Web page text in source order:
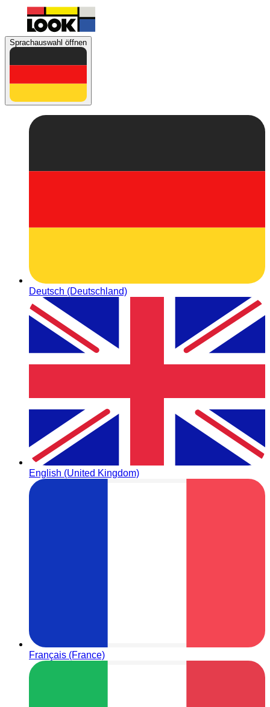
Sprachauswahl öffnen
Deutsch (Deutschland)
English (United Kingdom)
Français (France)